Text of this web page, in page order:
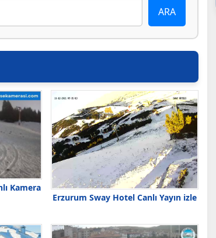
Kamera
Erzurum Sway Hotel Canlı Yayın izle